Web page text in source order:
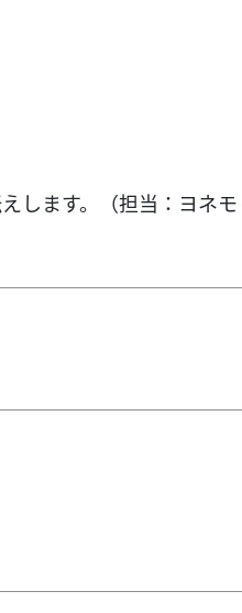
します。（担当：ヨネ